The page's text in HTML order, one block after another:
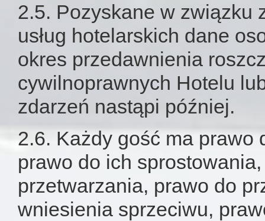
2.5. Pozyskane w związku
usług hotelarskich dane
okres przedawnienia
cywilnoprawnych Hotelu
zdarzeń nastąpi później.
2.6. Każdy gość ma prawo
prawo do ich
przetwarzania, prawo do
wniesienia sprzeciwu,